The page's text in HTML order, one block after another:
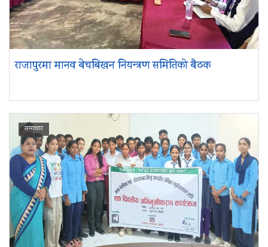
राजापुरमा मानव बेचबिखन नियन्त्रण समितिको बैठक
समाचार